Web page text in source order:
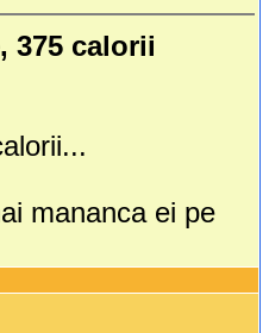
375 calorii
mananca ei pe